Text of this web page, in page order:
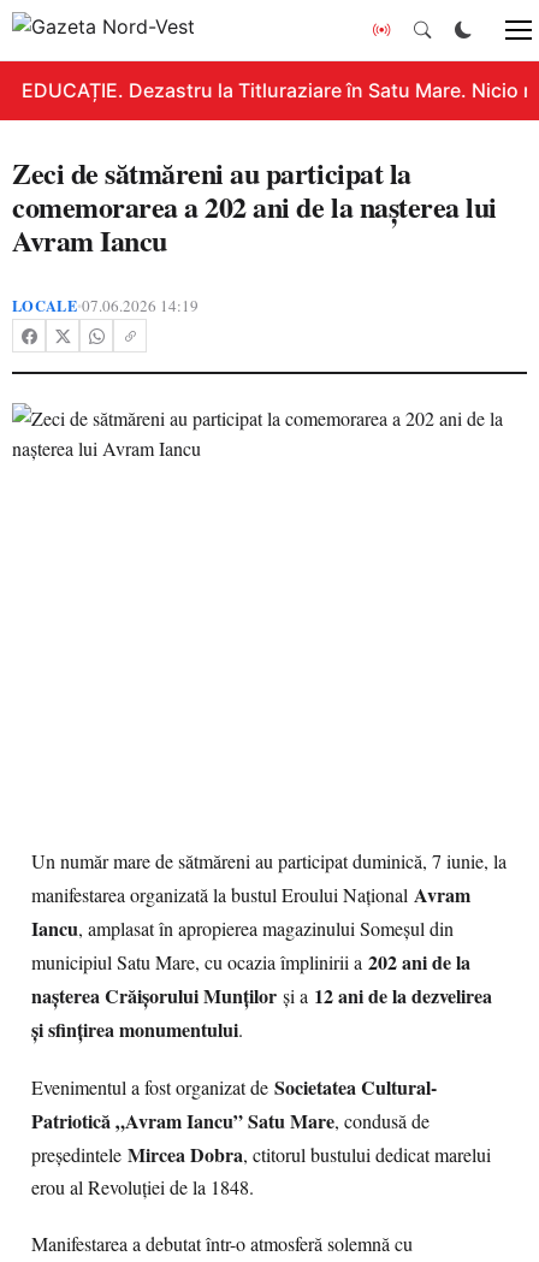
EDUCAȚIE. Dezastru la Titluraziare în Satu Mare. Nicio
Zeci de sătmăreni au participat la
comemorarea a 202 ani de la nașterea lui
Avram Iancu
LOCALE•07.06.2026 14:19
Un număr mare de sătmăreni au participat duminică, 7 iunie, la
manifestarea organizată la bustul Eroului Național Avram
Iancu, amplasat în apropierea magazinului Someșul din
municipiul Satu Mare, cu ocazia împlinirii a 202 ani de la
nașterea Crăișorului Munților și a 12 ani de la dezvelirea
și sfințirea monumentului.
Evenimentul a fost organizat de Societatea Cultural-
Patriotică „Avram Iancu” Satu Mare, condusă de
președintele Mircea Dobra, ctitorul bustului dedicat marelui
erou al Revoluției de la 1848.
Manifestarea a debutat într-o atmosferă solemnă cu